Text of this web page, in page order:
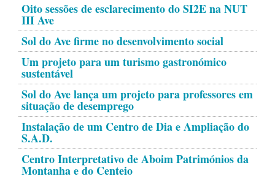
Oito sessões de esclarecimento do SI2E na NUT
III Ave
Sol do Ave firme no desenvolvimento social
Um projeto para um turismo gastronómico
sustentável
Sol do Ave lança um projeto para professores em
situação de desemprego
Instalação de um Centro de Dia e Ampliação do
S.A.D.
Centro Interpretativo de Aboim Patrimónios da
Montanha e do Centeio